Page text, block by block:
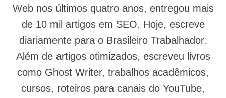
Web nos últimos quatro anos, entregou mais
de 10 mil artigos em SEO. Hoje, escreve
diariamente para o Brasileiro Trabalhador.
Além de artigos otimizados, escreveu livros
como Ghost Writer, trabalhos acadêmicos,
cursos, roteiros para canais do YouTube,